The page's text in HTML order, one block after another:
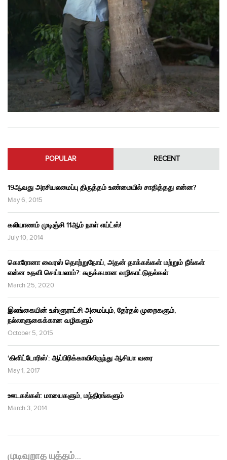
POPULAR RECENT
19ஆவது அரசியலமைப்பு திருத்தம் உண்மையில் சாதித்தது என்ன?
May 6, 2015
கலியாணம் முடிஞ்சி 11ஆம் நாள் எய்ட்ஸ்!
July 10, 2014
கொரோனா வைரஸ் தொற்றுநோய், அதன் தாக்கங்கள் மற்றும் நீங்கள்
என்ன உதவி செய்யலாம்?: சுருக்கமான வழிகாட்டுதல்கள்
March 25, 2020
இலங்கையின் உள்ளூராட்சி அமைப்பும், தேர்தல் முறைகளும்,
நல்லாளுகைக்கான வழிகளும்
October 5, 2015
‘கிளிட்டோரிஸ்’: ஆப்பிரிக்காவிலிருந்து ஆசியா வரை
May 1, 2017
ஊடகங்கள்: மாயைகளும், மந்திரங்களும்
March 3, 2014
முடிவுறாத யுத்தம்…